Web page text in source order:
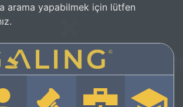
arama yapabilmek için lütfen